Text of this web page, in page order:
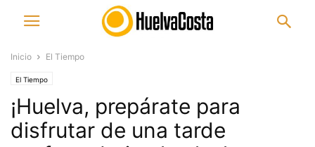
Inicio El Tiempo
El Tiempo
¡Huelva, prepárate para
disfrutar de una tarde